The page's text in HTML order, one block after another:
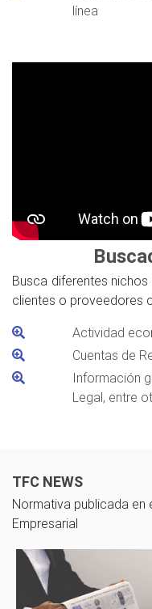
línea
Busca diferentes
clientes o proveedores
Actividad
Cuentas de
Información
Legal, entre
TFC NEWS
Normativa publicada en
Empresarial